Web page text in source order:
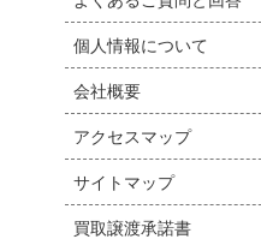
個人情報について
会社概要
アクセスマップ
サイトマップ
買取譲渡承諾書